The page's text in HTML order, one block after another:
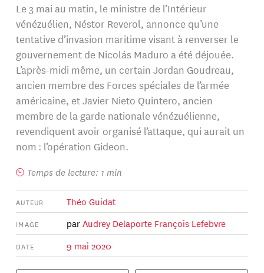
Le 3 mai au matin, le ministre de l’Intérieur
vénézuélien, Néstor Reverol, annonce qu’une
tentative d’invasion maritime visant à renverser le
gouvernement de Nicolás Maduro a été déjouée.
L’après-midi même, un certain Jordan Goudreau,
ancien membre des Forces spéciales de l’armée
américaine, et Javier Nieto Quintero, ancien
membre de la garde nationale vénézuélienne,
revendiquent avoir organisé l’attaque, qui aurait un
nom : l’opération Gideon.
Temps de lecture: 1 min
AUTEUR Théo Guidat
IMAGE parAudrey Delaporte François Lefebvre
DATE 9 mai 2020